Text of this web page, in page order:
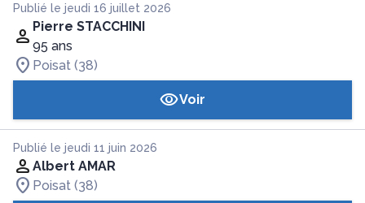
Publié le jeudi 16 juillet 2026
Pierre STACCHINI
95 ans
Poisat (38)
Voir
Publié le jeudi 11 juin 2026
Albert AMAR
Poisat (38)